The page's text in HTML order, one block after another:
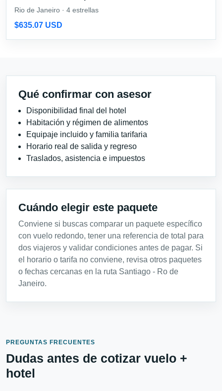
Rio de Janeiro · 4 estrellas
$635.07 USD
Qué confirmar con asesor
Disponibilidad final del hotel
Habitación y régimen de alimentos
Equipaje incluido y familia tarifaria
Horario real de salida y regreso
Traslados, asistencia e impuestos
Cuándo elegir este paquete
Conviene si buscas comparar un paquete específico
con vuelo redondo, tener una referencia de total para
dos viajeros y validar condiciones antes de pagar. Si
el horario o tarifa no conviene, revisa otros paquetes
o fechas cercanas en la ruta Santiago - Ro de
Janeiro.
PREGUNTAS FRECUENTES
Dudas antes de cotizar vuelo +
hotel